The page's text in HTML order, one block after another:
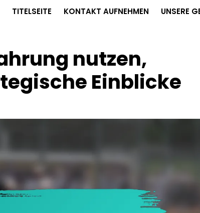
TITELSEITE KONTAKT AUFNEHMEN UNSERE
nutzen,
Einblicke